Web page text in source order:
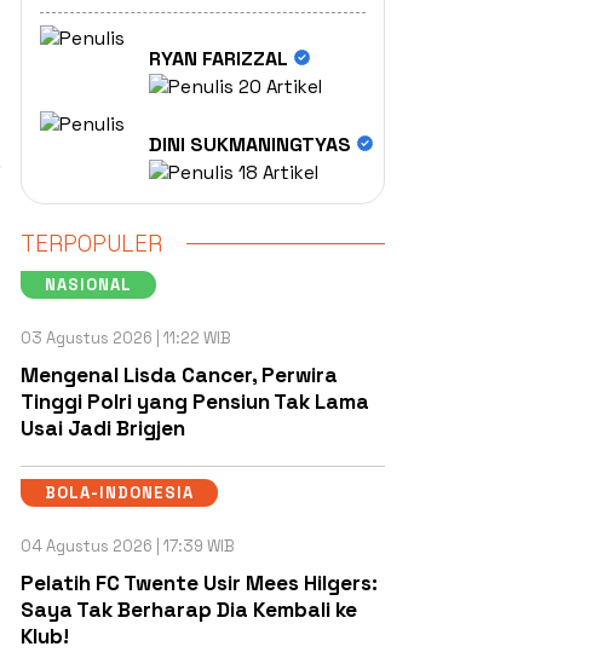
RYAN FARIZZAL
20 Artikel
DINI SUKMANINGTYAS
18 Artikel
TERPOPULER
NASIONAL
03 Agustus 2026 | 11:22 WIB
Mengenal Lisda Cancer, Perwira
Tinggi Polri yang Pensiun Tak Lama
Usai Jadi Brigjen
BOLA-INDONESIA
04 Agustus 2026 | 17:39 WIB
Pelatih FC Twente Usir Mees Hilgers:
Saya Tak Berharap Dia Kembali ke
Klub!